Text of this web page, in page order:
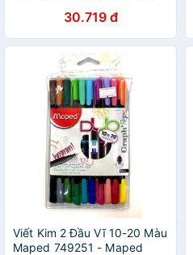
ĐỨC NGUYÊN30.719 đ
Viết Kim 2 Đầu Vĩ 10-20 Màu
Maped 749251 - Maped